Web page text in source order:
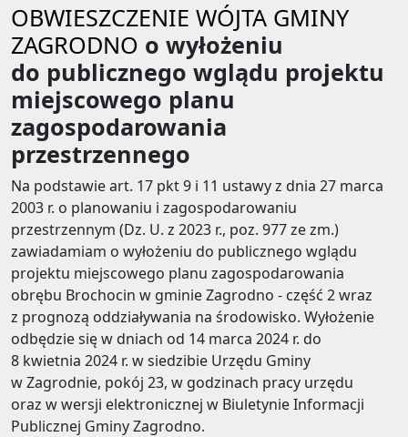
OBWIESZCZENIE WÓJTA GMINY
ZAGRODNO o wyłożeniu
do publicznego wglądu projektu
miejscowego planu
zagospodarowania
przestrzennego
Na podstawie art. 17 pkt 9 i 11 ustawy z dnia 27 marca
2003 r. o planowaniu i zagospodarowaniu
przestrzennym (Dz. U. z 2023 r., poz. 977 ze zm.)
zawiadamiam o wyłożeniu do publicznego wglądu
projektu miejscowego planu zagospodarowania
obrębu Brochocin w gminie Zagrodno - część 2 wraz
z prognozą oddziaływania na środowisko. Wyłożenie
odbędzie się w dniach od 14 marca 2024 r. do
8 kwietnia 2024 r. w siedzibie Urzędu Gminy
w Zagrodnie, pokój 23, w godzinach pracy urzędu
oraz w wersji elektronicznej w Biuletynie Informacji
Publicznej Gminy Zagrodno.